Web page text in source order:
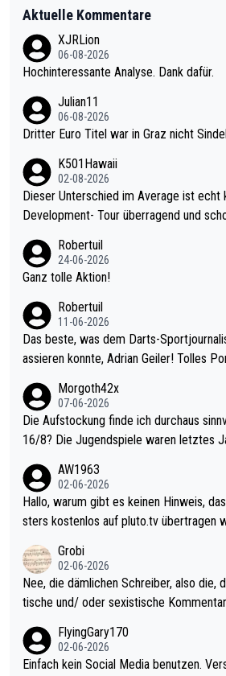
Aktuelle Kommentare
XJRLion
06-08-2026
Hochinteressante Analyse. Dank dafür.
Julian11
06-08-2026
Dritter Euro Titel war in Graz nicht
K501Hawaii
02-08-2026
Dieser Unterschied im Average ist echt krass! 111+
Development- Tour überragend und
mal 40+ erst recht. Da gewinnst keinen Blumentopf - ist ja noc
h krasser wie ein Pokalspiel eines Kreisligisten vs einem Bund
Robertuil
24-06-2026
Ganz tolle Aktion!
Robertuil
11-06-2026
Das beste, was dem Darts-
assieren konnte, Adrian Geiler! Tolles
Morgoth42x
07-06-2026
Die Aufstockung finde ich durchaus
16/8? Die Jugendspiele waren letztes Jahr durchaus sehr kurz
Allerdings ist Mitchell Lawrie als Nummer 1 der Welt eh qualifi
ziert. Somit ändert die automatische
sters erstmal nichts. Ich denke sie wollen damit für nächstes J
ohl wenig WDF Turniere spielen. Dies
es Jahr der Fall. Er musste als
den Qualifier und ich glaube kaum, dass
gas) antun würde, wenn er doch
el hat.
AW1963
02-06-2026
Hallo, warum gibt es keinen Hinweis, dass die Nordic Darts Ma
sters kostenlos auf pluto.tv übertragen
Grobi
02-06-2026
Nee, die dämlichen Schreiber, also die,
tische und/ oder sexistische
s Leben in den Griff kriegen. Nur eins
r war doch neulich erst derjenige, der
FlyingGary170
02-06-2026
Einfach kein Social Media benutzen.